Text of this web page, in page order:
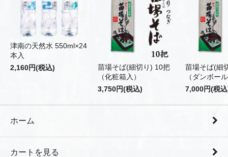
津南の天然水 550ml×24
本入
2,160円(税込)
苗場そば(細切り) 10把
（化粧箱入）
3,750円(税込)
苗場そば(細
（ダンボー
7,000円(税
ホーム
カートを見る